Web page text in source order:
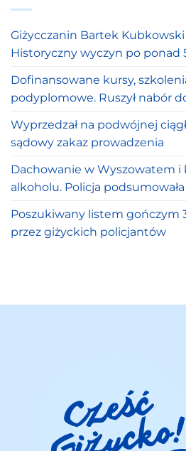
Giżycczanin Bartek Kubkowski
Historyczny wyczyn po ponad
Dofinansowane kursy,
podyplomowe. Ruszył nabór
Wyprzedzał na podwójnej
sądowy zakaz prowadzenia
Dachowanie w Wyszowatem
alkoholu. Policja
Poszukiwany listem gończym
przez giżyckich policjantów